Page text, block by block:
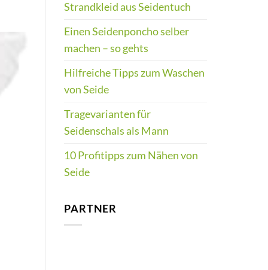
Strandkleid aus Seidentuch
Einen Seidenponcho selber
machen – so gehts
Hilfreiche Tipps zum Waschen
von Seide
Tragevarianten für
Seidenschals als Mann
10 Profitipps zum Nähen von
Seide
PARTNER